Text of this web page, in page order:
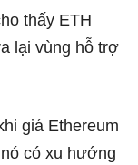
thấy ETH
lại vùng hỗ trợ
giá Ethereum
có xu hướng